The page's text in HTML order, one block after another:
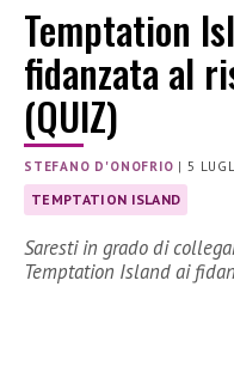
Temptation
fidanzata al
(QUIZ)
STEFANO D'ONOFRIO |5
TEMPTATION ISLAND
Saresti in grado di
Temptation Island ai